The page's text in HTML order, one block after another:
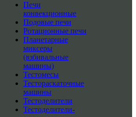
Печи
конвекционные
Подовые печи
Ротационные печи
Планетарные
миксеры
(взбивальные
машины)
Тестомесы
Тестораскаточные
машины
Тестоделители
Тестоделители-